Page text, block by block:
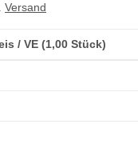
Versand
/ VE (1,00 Stück)